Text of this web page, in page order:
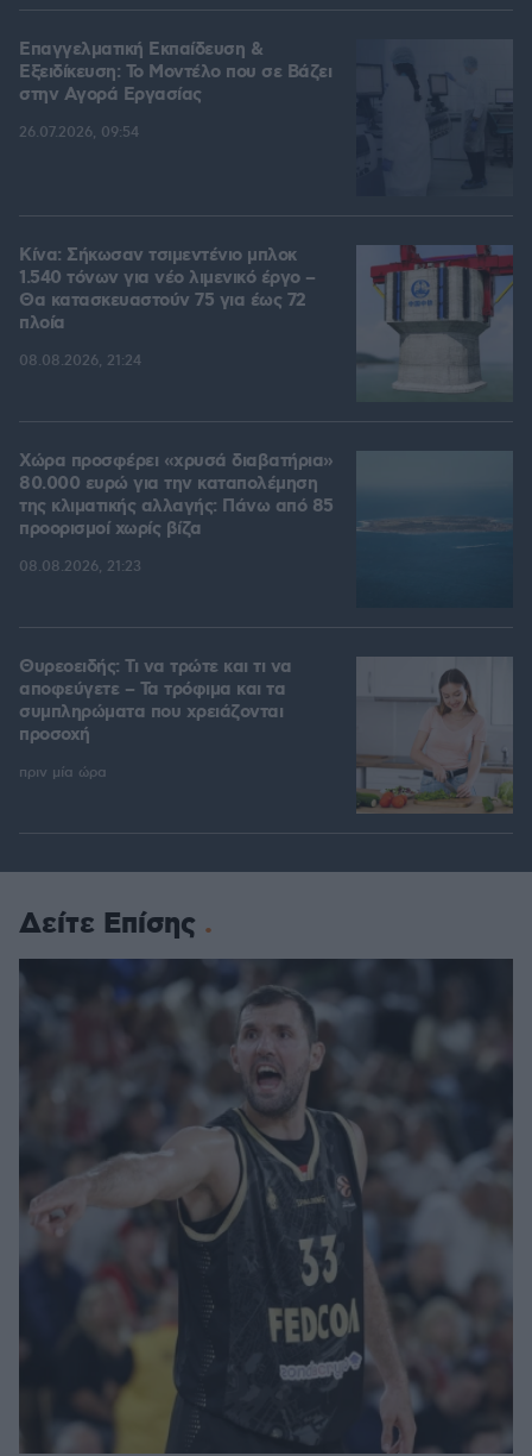
Επαγγελματική Εκπαίδευση &
Εξειδίκευση: Το Mοντέλο που σε Bάζει
στην Aγορά Eργασίας
26.07.2026, 09:54
Κίνα: Σήκωσαν τσιμεντένιο μπλοκ
1.540 τόνων για νέο λιμενικό έργο –
Θα κατασκευαστούν 75 για έως 72
πλοία
08.08.2026, 21:24
Χώρα προσφέρει «χρυσά διαβατήρια»
80.000 ευρώ για την καταπολέμηση
της κλιματικής αλλαγής: Πάνω από 85
προορισμοί χωρίς βίζα
08.08.2026, 21:23
Θυρεοειδής: Τι να τρώτε και τι να
αποφεύγετε – Τα τρόφιμα και τα
συμπληρώματα που χρειάζονται
προσοχή
πριν μία ώρα
Δείτε Επίσης